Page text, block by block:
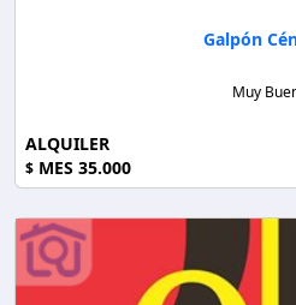
Galpón
Muy
ALQUILER
$ MES 35.000